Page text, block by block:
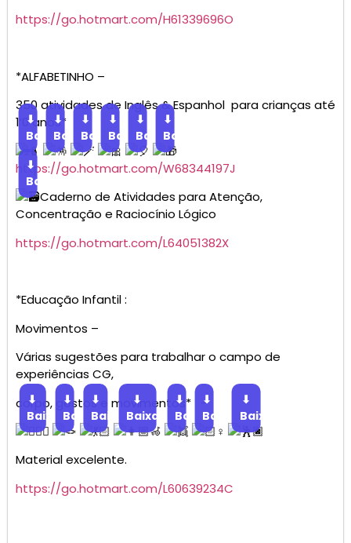
https://go.hotmart.com/H61339696O
*ALFABETINHO –
350 atividades de Inglês & Espanhol para crianças até
1’0 anos*
⬇
Baixar
⬇
Baixar
⬇
Baixar
⬇
Baixar
⬇
Baixar
⬇
Baixar
https://go.hotmart.com/W68344197J
⬇
Baixar
Caderno de Atividades para Atenção,
Concentração e Raciocínio Lógico
https://go.hotmart.com/L64051382X
*Educação Infantil :
Movimentos –
Várias sugestões para trabalhar o campo de
experiências CG,
corpo, gestos e movimentos* –
⬇
Baixar
⬇
Baixar
⬇
Baixar
⬇
Baixar
⬇
Baixar
⬇
Baixar
‍♀️
⬇
Baixar
Material excelente.
https://go.hotmart.com/L60639234C